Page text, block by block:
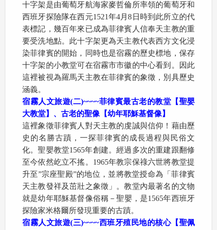
十字架是由葡萄牙航海家麥哲倫所率領的葡萄牙和
西班牙探險隊在西元1521年4月8日時到此所立的代
表標記，幾百年來已成為菲律賓人信奉天主教的重
要受洗地點。此十字架更為天主教代表西方文化浸
染菲律賓的開始，同時也是宿霧的歷史標地，保存
十字架的小教堂可在宿霧市市徽的中心看到。因此
這裡被視為羅馬天主教在菲律賓的象徵，別具歷史
涵義。
宿霧人文旅遊(二)~~~~菲律賓最古老的教堂【聖嬰
大教堂】、古老的聖像【幼年耶穌基督像】
這裡象徵菲律賓人對天主教的虔誠與信仰！藉由歷
史的名勝古蹟，一探菲律賓的成長過程與民俗文
化。聖嬰教堂1565年創建。經過多次的重建跟翻修
至今依然屹立不搖。1965年教宗保祿六世將教堂提
升至”宗座聖殿”的地位，並將教堂授命為「菲律賓
天主教發祥及茁壯之象徵」。教堂內最著名的文物
就是幼年耶穌基督像俗稱－聖嬰，是1565年西班牙
探險家米格爾所發現重要的古蹟。
宿霧人文旅遊(三)~~~~西班牙殖民地的核心【聖佩